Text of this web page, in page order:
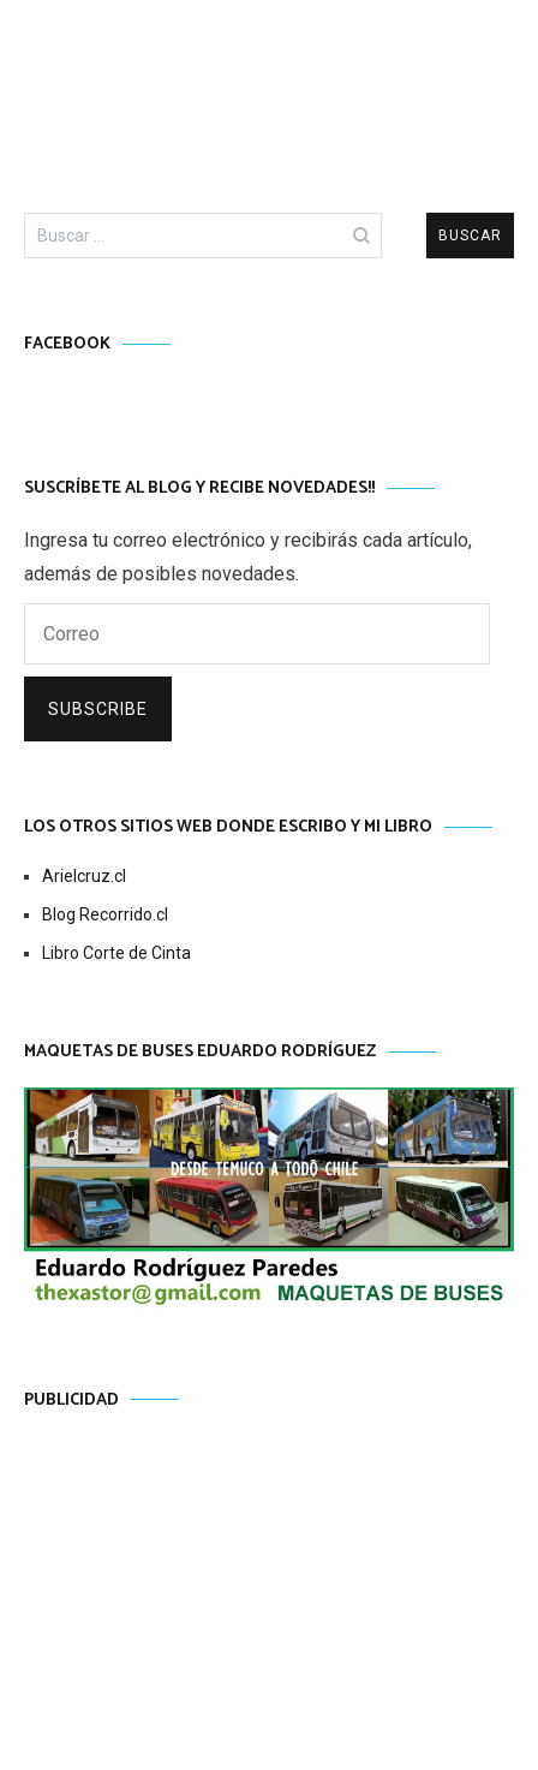
Buscar:
FACEBOOK
SUSCRÍBETE AL BLOG Y RECIBE NOVEDADES!!
Ingresa tu correo electrónico y recibirás cada artículo,
además de posibles novedades.
SUBSCRIBE
LOS OTROS SITIOS WEB DONDE ESCRIBO Y MI LIBRO
Arielcruz.cl
Blog Recorrido.cl
Libro Corte de Cinta
MAQUETAS DE BUSES EDUARDO RODRÍGUEZ
PUBLICIDAD